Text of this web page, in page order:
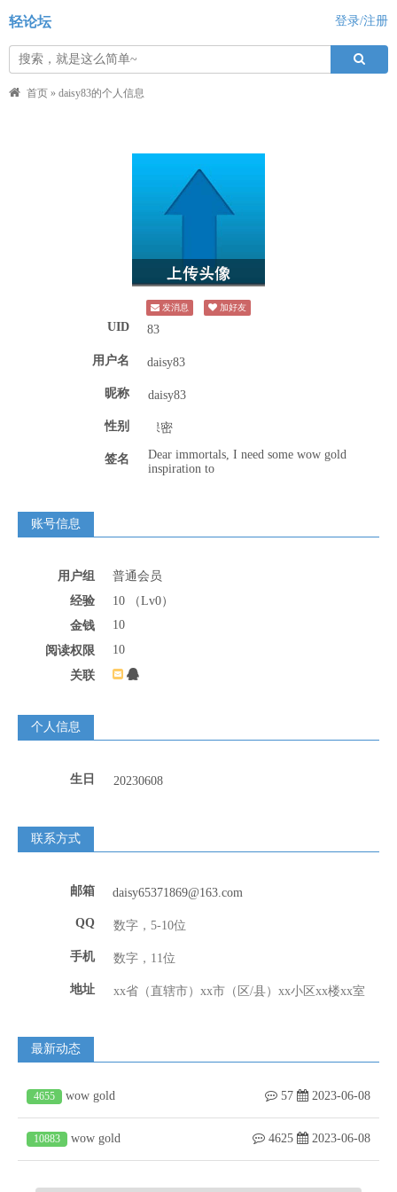
轻论坛 登录/注册
首页 » daisy83的个人信息
发消息 加好友
UID 83
用户名 daisy83
昵称
性别
签名
账号信息
用户组
普通会员
经验
10 （Lv0）
金钱
10
阅读权限
10
关联
个人信息
生日
联系方式
邮箱 daisy65371869@163.com
QQ
手机
地址
最新动态
4655 wow gold 57 2023-06-08
10883 wow gold 4625 2023-06-08